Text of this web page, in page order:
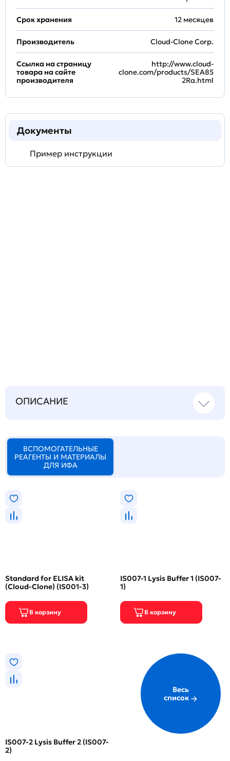
Срок хранения 12 месяцев
Производитель Cloud-Clone Corp.
Ссылка на страницу
товара на сайте
производителя
http://www.cloud-
clone.com/products/SEA85
2Ra.html
Документы
Пример инструкции
ОПИСАНИЕ
ВСПОМОГАТЕЛЬНЫЕ
РЕАГЕНТЫ И МАТЕРИАЛЫ
ДЛЯ ИФА
Standard for ELISA kit
(Cloud-Clone) (IS001-3)
IS007-1 Lysis Buffer 1 (IS007-
1)
IS007-2 Lysis Buffer 2 (IS007-
2)
Весь
список